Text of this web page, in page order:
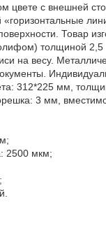
цвете с внешней
«горизонтальные
Товар
толщиной
на весу.
312*225 мм,
3 мм,
2500 мкм;